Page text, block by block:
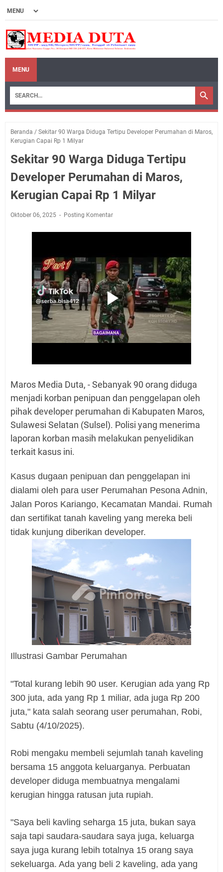
MENU
Beranda / Sekitar 90 Warga Diduga Tertipu Developer Perumahan di Maros,
Kerugian Capai Rp 1 Milyar
Sekitar 90 Warga Diduga Tertipu
Developer Perumahan di Maros,
Kerugian Capai Rp 1 Milyar
Oktober 06, 2025 Posting Komentar
Maros Media Duta, - Sebanyak 90 orang diduga
menjadi korban penipuan dan penggelapan oleh
pihak developer perumahan di Kabupaten Maros,
Sulawesi Selatan (Sulsel). Polisi yang menerima
laporan korban masih melakukan penyelidikan
terkait kasus ini.
Kasus dugaan penipuan dan penggelapan ini
dialami oleh para user Perumahan Pesona Adnin,
Jalan Poros Kariango, Kecamatan Mandai. Rumah
dan sertifikat tanah kaveling yang mereka beli
tidak kunjung diberikan developer.
Illustrasi Gambar Perumahan
"Total kurang lebih 90 user. Kerugian ada yang Rp
300 juta, ada yang Rp 1 miliar, ada juga Rp 200
juta," kata salah seorang user perumahan, Robi,
Sabtu (4/10/2025).
Robi mengaku membeli sejumlah tanah kaveling
bersama 15 anggota keluarganya. Perbuatan
developer diduga membuatnya mengalami
kerugian hingga ratusan juta rupiah.
"Saya beli kavling seharga 15 juta, bukan saya
saja tapi saudara-saudara saya juga, keluarga
saya juga kurang lebih totalnya 15 orang saya
sekeluarga. Ada yang beli 2 kaveling, ada yang